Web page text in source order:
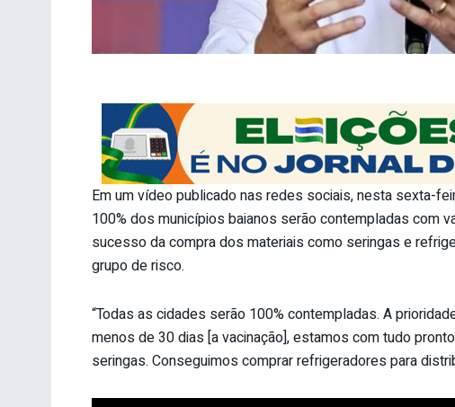
Em um vídeo publicado nas redes sociais, nesta sexta-
100% dos municípios baianos serão contempladas com
sucesso da compra dos materiais como seringas e
grupo de risco.
“Todas as cidades serão 100% contempladas. A
menos de 30 dias [a vacinação], estamos com tudo
seringas. Conseguimos comprar refrigeradores para